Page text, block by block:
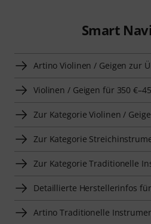
Smart
Artino Violinen / Geigen zur
Violinen / Geigen für 350
Zur Kategorie Violinen /
Zur Kategorie
Zur Kategorie Traditionelle
Detaillierte Herstellerinfos
Artino Traditionelle